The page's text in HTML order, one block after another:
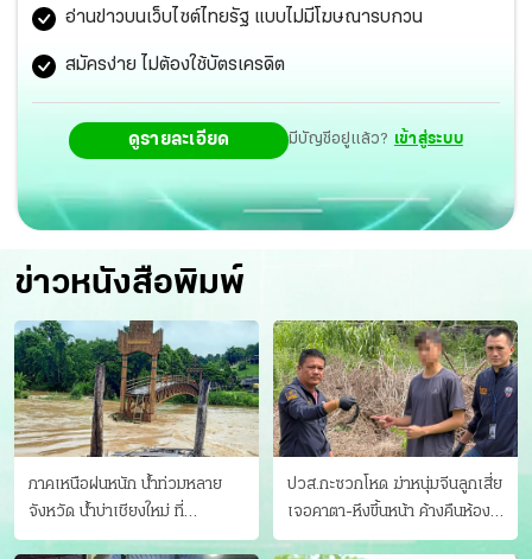
วิตเซอร์แลนด์” สุดเซ็งโดน “กาตาร์” ไล่ตีเสมอช่วงทดเจ็บ 1-
1, กลุ่มดี “จิงโจ้” ออสเตรเลีย โชว์พลังร้อนแรงไล่อัด “ไก่งวง”
ตุรกี 2-0 ประเดิมชัยสวยหรู
อ่านข่าวบนเว็บไซต์ไทยรัฐ แบบไม่มีโฆษณารบกวน
สมัครง่าย ไม่ต้องใช้บัตรเครดิต
ดูรายละเอียด มีบัญชีอยู่แล้ว? เข้าสู่ระบบ
ข่าวหนังสือพิมพ์
ภาคเหนือฝนหนัก น้ำท่วมหลาย
จังหวัด นํ้าบ่าเชียงใหม่ ที่
แม่ฮ่องสอน ซัดสะพานขาด
ปวส.กะซวกโหด ฆ่าหนุ่มจีนลูกเสี่ย
เจอคาตา-หึงขึ้นหน้า ค้างคืนห้อง
แฟนสาว